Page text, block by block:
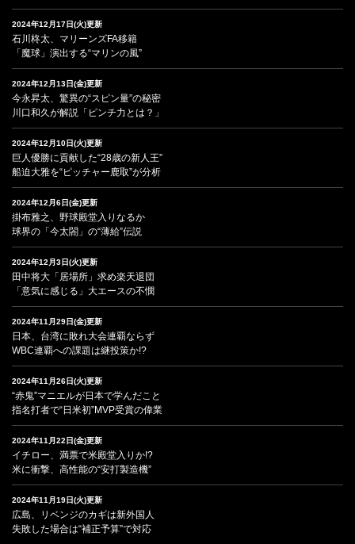
2024年12月17日(火)更新
石川柊太、マリーンズFA移籍
「魔球」演出する“マリンの風”
2024年12月13日(金)更新
今永昇太、驚異の“スピン量”の秘密
川口和久が解説「ピンチ力とは？」
2024年12月10日(火)更新
巨人優勝に貢献した“28歳の新人王”
船迫大雅を“ピッチャー鹿取”が分析
2024年12月6日(金)更新
掛布雅之、野球殿堂入りなるか
球界の「今太閤」の“薄給”伝説
2024年12月3日(火)更新
田中将大「居場所」求め楽天退団
「意気に感じる」大エースの不憫
2024年11月29日(金)更新
日本、台湾に敗れ大会連覇ならず
WBC連覇への課題は継投策か!?
2024年11月26日(火)更新
“赤鬼”マニエルが日本で学んだこと
指名打者で“日米初”MVP受賞の偉業
2024年11月22日(金)更新
イチロー、満票で米殿堂入りか!?
米に衝撃、高性能の“安打製造機”
2024年11月19日(火)更新
広島、リベンジのカギは新外国人
失敗した場合は“補正予算”で対応